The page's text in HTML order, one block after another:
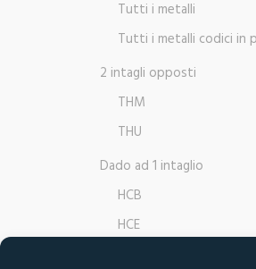
Tutti i metalli
Tutti i metalli codici in
2 intagli opposti
THM
THU
Dado ad 1 intaglio
HCB
HCE